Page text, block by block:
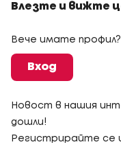
Влезте и вижте
Вече имате
Вход
Новост в нашия
дошли!
Регистрирайте се